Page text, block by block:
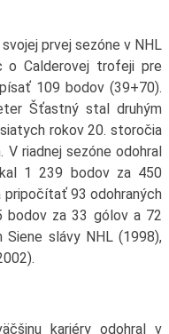
prvej sezóne v NHL
o Calderovej trofeji pre
109 bodov (39+70).
Šťastný stal druhým
rokov 20. storočia
riadnej sezóne odohral
1 239 bodov za 450
pripočítať 93 odohraných
bodov za 33 gólov a 72
slávy NHL (1998),
kariéry odohral v